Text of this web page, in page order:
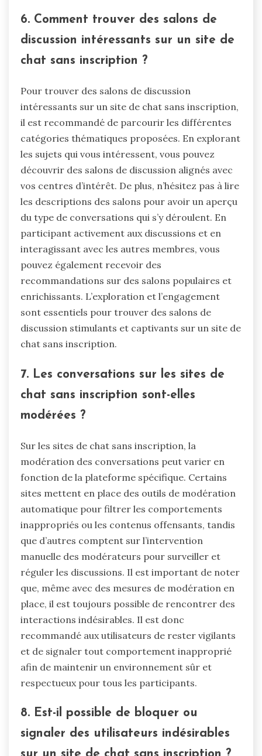
6. Comment trouver des salons de
discussion intéressants sur un site de
chat sans inscription ?
Pour trouver des salons de discussion
intéressants sur un site de chat sans inscription,
il est recommandé de parcourir les différentes
catégories thématiques proposées. En explorant
les sujets qui vous intéressent, vous pouvez
découvrir des salons de discussion alignés avec
vos centres d’intérêt. De plus, n’hésitez pas à lire
les descriptions des salons pour avoir un aperçu
du type de conversations qui s’y déroulent. En
participant activement aux discussions et en
interagissant avec les autres membres, vous
pouvez également recevoir des
recommandations sur des salons populaires et
enrichissants. L’exploration et l’engagement
sont essentiels pour trouver des salons de
discussion stimulants et captivants sur un site de
chat sans inscription.
7. Les conversations sur les sites de
chat sans inscription sont-elles
modérées ?
Sur les sites de chat sans inscription, la
modération des conversations peut varier en
fonction de la plateforme spécifique. Certains
sites mettent en place des outils de modération
automatique pour filtrer les comportements
inappropriés ou les contenus offensants, tandis
que d’autres comptent sur l’intervention
manuelle des modérateurs pour surveiller et
réguler les discussions. Il est important de noter
que, même avec des mesures de modération en
place, il est toujours possible de rencontrer des
interactions indésirables. Il est donc
recommandé aux utilisateurs de rester vigilants
et de signaler tout comportement inapproprié
afin de maintenir un environnement sûr et
respectueux pour tous les participants.
8. Est-il possible de bloquer ou
signaler des utilisateurs indésirables